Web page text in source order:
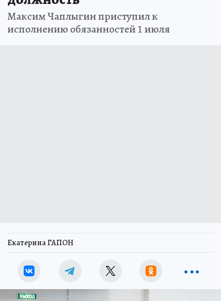
Максим Чаплыгин приступил к
исполнению обязанностей 1 июля
Екатерина ГАПОН